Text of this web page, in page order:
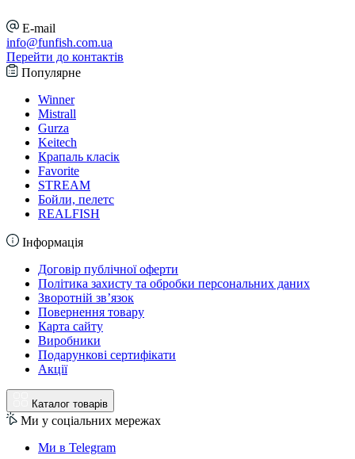
E-mail
info@funfish.com.ua
Перейти до контактів
Популярне
Winner
Mistrall
Gurza
Keitech
Крапаль класік
Favorite
STREAM
Бойли, пелетс
REALFISH
Інформація
Договір публічної оферти
Політика захисту та обробки персональних даних
Зворотній зв’язок
Повернення товару
Карта сайту
Виробники
Подарункові сертифікати
Акції
Каталог товарів
Ми у соціальних мережах
Ми в Telegram